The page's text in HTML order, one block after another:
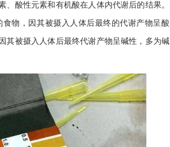
酸性元素和有机酸在人体内代谢后的结果。
物，因其被摄入人体后最终的代谢产物呈酸
其被摄入人体后最终代谢产物呈碱性，多为碱